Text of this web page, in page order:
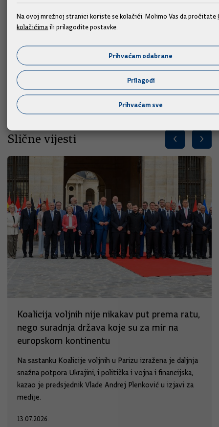
Slične vijesti
Koalicija voljnih nije nikakav put prema ratu,
nego suradnja država koje su za mir na
europskom kontinentu
Na sastanku Koalicije voljnih u Parizu izražena je daljnja
snažna potpora Ukrajini, i politička i vojna i financijska,
kazao je predsjednik Vlade Andrej Plenković u izjavi za
medije.
13.07.2026.
Na ovoj mrežnoj stranici koriste se kolačići. Molimo Vas da pročitate
kolačićimaili prilagodite postavke.
Prihvaćam odabrane
Prilagodi
Prihvaćam sve